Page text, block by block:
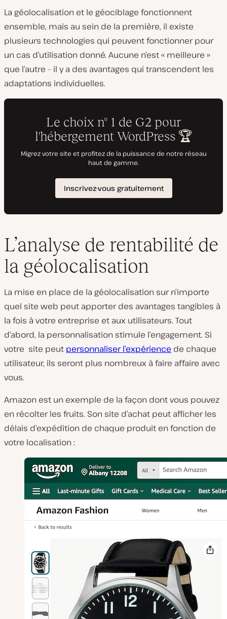
La géolocalisation et le géociblage fonctionnent
ensemble, mais au sein de la première, il existe
plusieurs technologies qui peuvent fonctionner pour
un cas d’utilisation donné. Aucune n’est « meilleure »
que l’autre – il y a des avantages qui transcendent les
adaptations individuelles.
L’analyse de rentabilité de
la géolocalisation
La mise en place de la géolocalisation sur n’importe
quel site web peut apporter des avantages tangibles à
la fois à votre entreprise et aux utilisateurs. Tout
d’abord, la personnalisation stimule l’engagement. Si
votre site peut personnaliser l’expérience de chaque
utilisateur, ils seront plus nombreux à faire affaire avec
vous.
Amazon est un exemple de la façon dont vous pouvez
en récolter les fruits. Son site d’achat peut afficher les
délais d’expédition de chaque produit en fonction de
votre localisation :